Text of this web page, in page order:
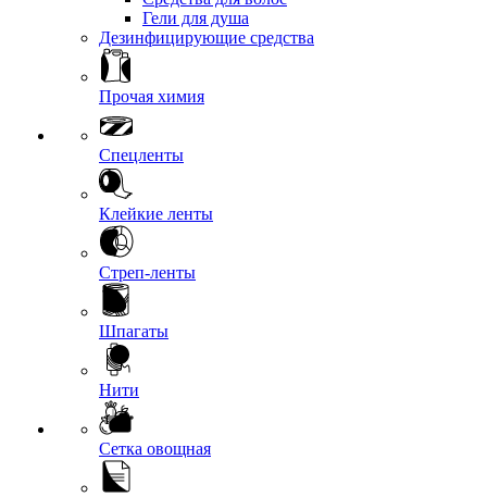
Гели для душа
Дезинфицирующие средства
Прочая химия
Спецленты
Клейкие ленты
Стреп-ленты
Шпагаты
Нити
Сетка овощная